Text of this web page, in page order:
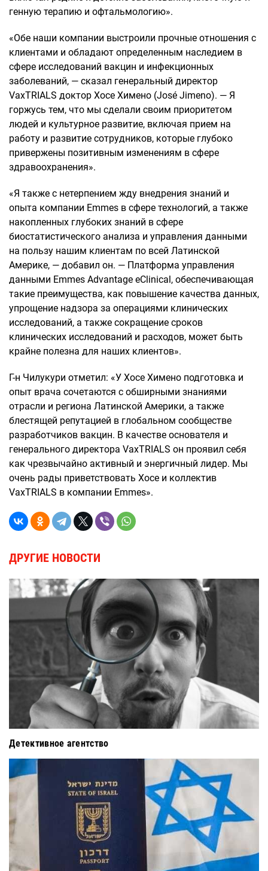
генную терапию и офтальмологию».
«Обе наши компании выстроили прочные отношения с
клиентами и обладают определенным наследием в
сфере исследований вакцин и инфекционных
заболеваний, — сказал генеральный директор
VaxTRIALS доктор Хосе Химено (José Jimeno). — Я
горжусь тем, что мы сделали своим приоритетом
людей и культурное развитие, включая прием на
работу и развитие сотрудников, которые глубоко
привержены позитивным изменениям в сфере
здравоохранения».
«Я также с нетерпением жду внедрения знаний и
опыта компании Emmes в сфере технологий, а также
накопленных глубоких знаний в сфере
биостатистического анализа и управления данными
на пользу нашим клиентам по всей Латинской
Америке, — добавил он. — Платформа управления
данными Emmes Advantage eClinical, обеспечивающая
такие преимущества, как повышение качества данных,
упрощение надзора за операциями клинических
исследований, а также сокращение сроков
клинических исследований и расходов, может быть
крайне полезна для наших клиентов».
Г-н Чилукури отметил: «У Хосе Химено подготовка и
опыт врача сочетаются с обширными знаниями
отрасли и региона Латинской Америки, а также
блестящей репутацией в глобальном сообществе
разработчиков вакцин. В качестве основателя и
генерального директора VaxTRIALS он проявил себя
как чрезвычайно активный и энергичный лидер. Мы
очень рады приветствовать Хосе и коллектив
VaxTRIALS в компании Emmes».
ДРУГИЕ НОВОСТИ
Детективное агентство